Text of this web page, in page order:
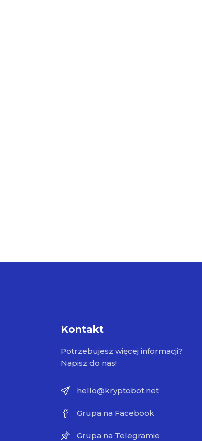
Kontakt
Potrzebujesz więcej informacji?
Napisz do nas!
hello@kryptobot.net
Grupa na Facebook
Grupa na Telegramie